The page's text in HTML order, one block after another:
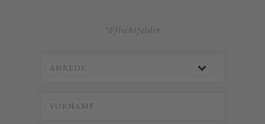
*Pflichtfelder